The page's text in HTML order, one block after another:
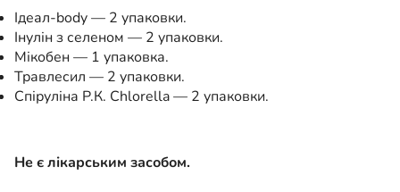
Ідеал-body — 2 упаковки.
Інулін з селеном — 2 упаковки.
Мікобен — 1 упаковка.
Травлесил — 2 упаковки.
Спіруліна Р.К. Chlorella — 2 упаковки.
Не є лікарським засобом.